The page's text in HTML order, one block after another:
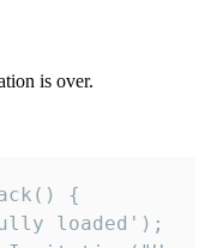
is over.
{
loaded');